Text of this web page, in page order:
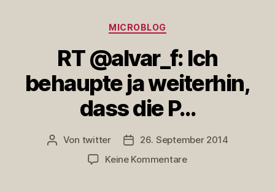
Kategorien
MICROBLOG
RT @alvar_f: Ich
behaupte ja weiterhin,
dass die P…
Beitragsautor
Von twitter Veröffentlichungsdatum
26. September 2014
Keine Kommentarezu